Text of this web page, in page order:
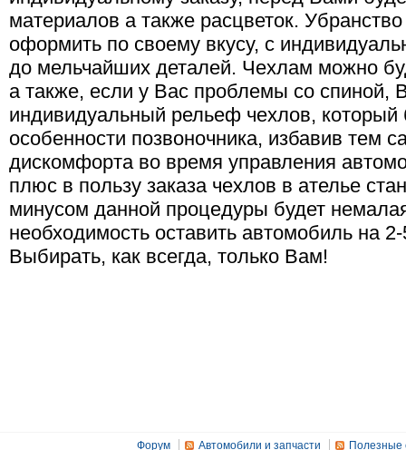
материалов а также расцветок.
оформить по своему вкусу, с
до мельчайших деталей. Чехлам можно
а также, если у Вас проблемы со спиной,
индивидуальный рельеф чехлов, который
особенности позвоночника, избавив тем
дискомфорта во время управления
плюс в пользу заказа чехлов в ателье
минусом данной процедуры будет
необходимость оставить автомобиль на
Выбирать, как всегда, только Вам!
Форум Автомобили и запчасти Полезные